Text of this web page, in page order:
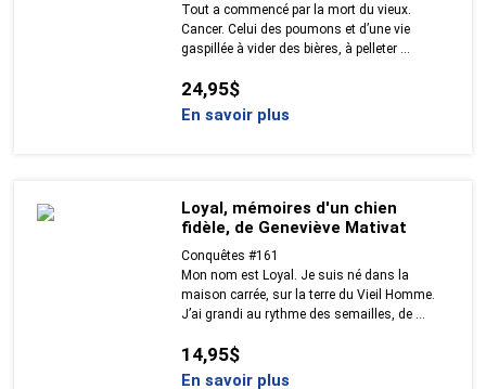
Tout a commencé par la mort du vieux.
Cancer. Celui des poumons et d’une vie
gaspillée à vider des bières, à pelleter ...
24,95$
En savoir plus
Loyal, mémoires d'un chien
fidèle, de Geneviève Mativat
Conquêtes #161
Mon nom est Loyal. Je suis né dans la
maison carrée, sur la terre du Vieil Homme.
J’ai grandi au rythme des semailles, de ...
14,95$
En savoir plus